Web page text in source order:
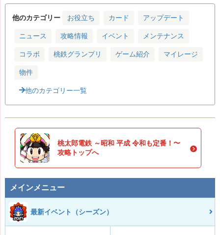
他のカテゴリー お役立ち カード アップデート
ニュース 攻略情報 イベント メンテナンス
コラボ 桃鉄グランプリ ゲーム紹介 マイレージ
物件
他のカテゴリー一覧
桃太郎電鉄 ～昭和 平成 令和も定番！〜
攻略トップへ
メインメニュー
最新イベント（シーズン）